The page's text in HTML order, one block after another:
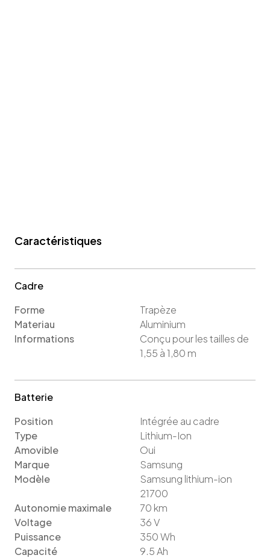
Caractéristiques
Cadre
Forme
Trapèze
Materiau
Aluminium
Informations
Conçu pour les tailles de
1,55 à 1,80 m
Batterie
Position
Intégrée au cadre
Type
Lithium-Ion
Amovible
Oui
Marque
Samsung
Modèle
Samsung lithium-ion
21700
Autonomie maximale
70 km
Voltage
36V
Puissance
350Wh
Capacité
9.5Ah